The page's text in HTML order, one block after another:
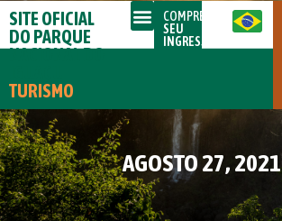
SITE OFICIAL
DO PARQUE
NACIONAL DO
TURISMO
COMPRE
SEU
INGRESSO
AGOSTO 27, 2021